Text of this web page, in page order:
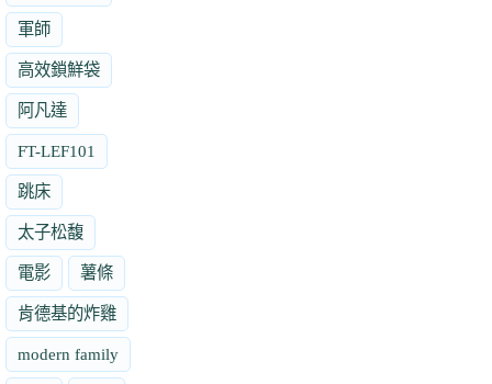
軍師
高效鎖鮮袋
阿凡達
FT-LEF101
跳床
太子松馥
電影 薯條
肯德基的炸雞
modern family